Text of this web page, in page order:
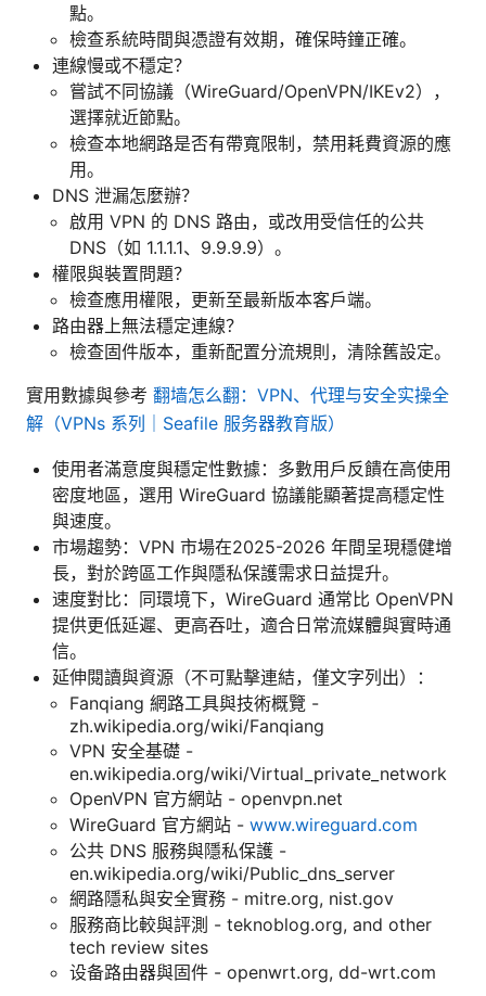
點。
檢查系統時間與憑證有效期，確保時鐘正確。
連線慢或不穩定？
嘗試不同協議（WireGuard/OpenVPN/IKEv2），
選擇就近節點。
檢查本地網路是否有帶寬限制，禁用耗費資源的應
用。
DNS 泄漏怎麼辦？
啟用 VPN 的 DNS 路由，或改用受信任的公共
DNS（如 1.1.1.1、9.9.9.9）。
權限與裝置問題？
檢查應用權限，更新至最新版本客戶端。
路由器上無法穩定連線？
檢查固件版本，重新配置分流規則，清除舊設定。
實用數據與參考 翻墙怎么翻：VPN、代理与安全实操全
解（VPNs 系列｜Seafile 服务器教育版）
使用者滿意度與穩定性數據：多數用戶反饋在高使用
密度地區，選用 WireGuard 協議能顯著提高穩定性
與速度。
市場趨勢：VPN 市場在2025-2026 年間呈現穩健增
長，對於跨區工作與隱私保護需求日益提升。
速度對比：同環境下，WireGuard 通常比 OpenVPN
提供更低延遲、更高吞吐，適合日常流媒體與實時通
信。
延伸閱讀與資源（不可點擊連結，僅文字列出）：
Fanqiang 網路工具與技術概覽 -
zh.wikipedia.org/wiki/Fanqiang
VPN 安全基礎 -
en.wikipedia.org/wiki/Virtual_private_network
OpenVPN 官方網站 - openvpn.net
WireGuard 官方網站 - www.wireguard.com
公共 DNS 服務與隱私保護 -
en.wikipedia.org/wiki/Public_dns_server
網路隱私與安全實務 - mitre.org, nist.gov
服務商比較與評測 - teknoblog.org, and other
tech review sites
设备路由器與固件 - openwrt.org, dd-wrt.com